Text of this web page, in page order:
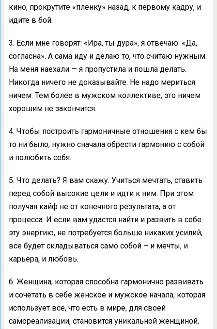
кино, прокрутите «пленку» назад, к первому кадру, и
идите в бой.
3. Если мне говорят: «Ира, ты дура», я отвечаю: «Да,
согласна». А сама иду и делаю то, что считаю нужным.
На меня наехали — я пропустила и пошла делать.
Никогда ничего не доказывайте. Не надо мериться
ничем. Тем более в мужском коллективе, это ничем
хорошим не закончится.
4. Чтобы построить гармоничные отношения с кем бы
то ни было, нужно сначала обрести гармонию с собой
и полюбить себя.
5. Что делать? Я вам скажу. Учиться мечтать, ставить
перед собой высокие цели и идти к ним. При этом
получая кайф не от конечного результата, а от
процесса. И если вам удастся найти и развить в себе
эту энергию, не потребуется больше никаких усилий,
все будет складываться само собой – и мечты, и
карьера, и любовь.
6. Женщина, которая способна гармонично развивать
и сочетать в себе женское и мужское начала, которая
использует все, что есть в мире, для своей
самореализации, становится уникальной женщиной,